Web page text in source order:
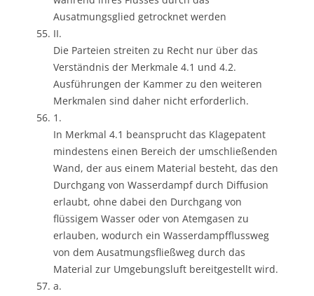
Ausatmungsglied getrocknet werden
II.
Die Parteien streiten zu Recht nur über das
Verständnis der Merkmale 4.1 und 4.2.
Ausführungen der Kammer zu den weiteren
Merkmalen sind daher nicht erforderlich.
1.
In Merkmal 4.1 beansprucht das Klagepatent
mindestens einen Bereich der umschließenden
Wand, der aus einem Material besteht, das den
Durchgang von Wasserdampf durch Diffusion
erlaubt, ohne dabei den Durchgang von
flüssigem Wasser oder von Atemgasen zu
erlauben, wodurch ein Wasserdampfflussweg
von dem Ausatmungsfließweg durch das
Material zur Umgebungsluft bereitgestellt wird.
a.